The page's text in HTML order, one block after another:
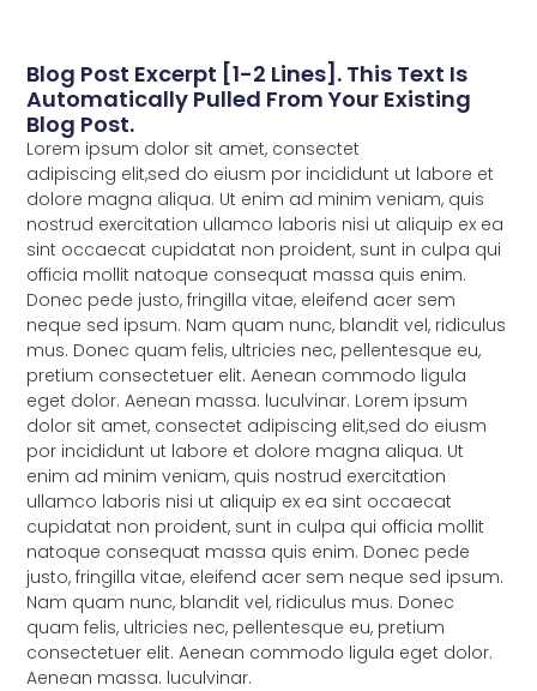
Blog Post Excerpt [1-2 Lines]. This Text Is
Automatically Pulled From Your Existing
Blog Post.
Lorem ipsum dolor sit amet, consectet
adipiscing elit,sed do eiusm por incididunt ut labore et
dolore magna aliqua. Ut enim ad minim veniam, quis
nostrud exercitation ullamco laboris nisi ut aliquip ex ea
sint occaecat cupidatat non proident, sunt in culpa qui
officia mollit natoque consequat massa quis enim.
Donec pede justo, fringilla vitae, eleifend acer sem
neque sed ipsum. Nam quam nunc, blandit vel, ridiculus
mus. Donec quam felis, ultricies nec, pellentesque eu,
pretium consectetuer elit. Aenean commodo ligula
eget dolor. Aenean massa. luculvinar. Lorem ipsum
dolor sit amet, consectet adipiscing elit,sed do eiusm
por incididunt ut labore et dolore magna aliqua. Ut
enim ad minim veniam, quis nostrud exercitation
ullamco laboris nisi ut aliquip ex ea sint occaecat
cupidatat non proident, sunt in culpa qui officia mollit
natoque consequat massa quis enim. Donec pede
justo, fringilla vitae, eleifend acer sem neque sed ipsum.
Nam quam nunc, blandit vel, ridiculus mus. Donec
quam felis, ultricies nec, pellentesque eu, pretium
consectetuer elit. Aenean commodo ligula eget dolor.
Aenean massa. luculvinar.